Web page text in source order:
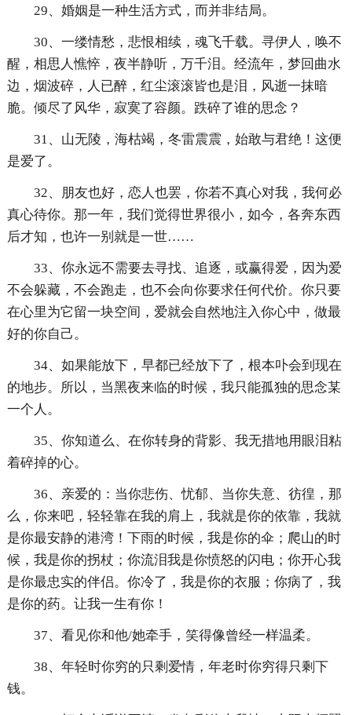
29、婚姻是一种生活方式，而并非结局。
30、一缕情愁，悲恨相续，魂飞千载。寻伊人，唤不
醒，相思人憔悴，夜半静听，万千泪。经流年，梦回曲水
边，烟波碎，人已醉，红尘滚滚皆也是泪，风逝一抹暗
脆。倾尽了风华，寂寞了容颜。跌碎了谁的思念？
31、山无陵，海枯竭，冬雷震震，始敢与君绝！这便
是爱了。
32、朋友也好，恋人也罢，你若不真心对我，我何必
真心待你。那一年，我们觉得世界很小，如今，各奔东西
后才知，也许一别就是一世……
33、你永远不需要去寻找、追逐，或赢得爱，因为爱
不会躲藏，不会跑走，也不会向你要求任何代价。你只要
在心里为它留一块空间，爱就会自然地注入你心中，做最
好的你自己。
34、如果能放下，早都已经放下了，根本卟会到现在
的地步。所以，当黑夜来临的时候，我只能孤独的思念某
一个人。
35、你知道么、在你转身的背影、我无措地用眼泪粘
着碎掉的心。
36、亲爱的：当你悲伤、忧郁、当你失意、彷徨，那
么，你来吧，轻轻靠在我的肩上，我就是你的依靠，我就
是你最安静的港湾！下雨的时候，我是你的伞；爬山的时
候，我是你的拐杖；你流泪我是你愤怒的闪电；你开心我
是你最忠实的伴侣。你冷了，我是你的衣服；你病了，我
是你的药。让我一生有你！
37、看见你和他/她牵手，笑得像曾经一样温柔。
38、年轻时你穷的只剩爱情，年老时你穷得只剩下
钱。